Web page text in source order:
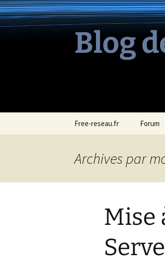
Aller
au
contenu
Blog
Free-reseau.fr Forum
Archives par
Mise